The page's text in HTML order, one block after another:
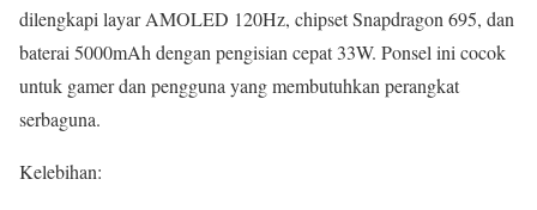
dilengkapi layar AMOLED 120Hz, chipset Snapdragon 695, dan
baterai 5000mAh dengan pengisian cepat 33W. Ponsel ini cocok
untuk gamer dan pengguna yang membutuhkan perangkat
serbaguna.
Kelebihan: